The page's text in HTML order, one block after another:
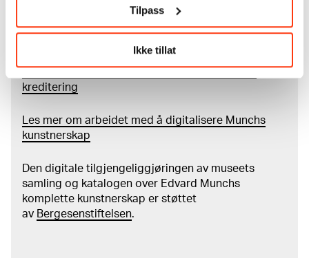
Tilpass
Ikke tillat
Les mer om bruk av våre avfotograferinger og
kreditering
Les mer om arbeidet med å digitalisere Munchs
kunstnerskap
Den digitale tilgjengeliggjøringen av museets
samling og katalogen over Edvard Munchs
komplette kunstnerskap er støttet
av Bergesenstiftelsen.